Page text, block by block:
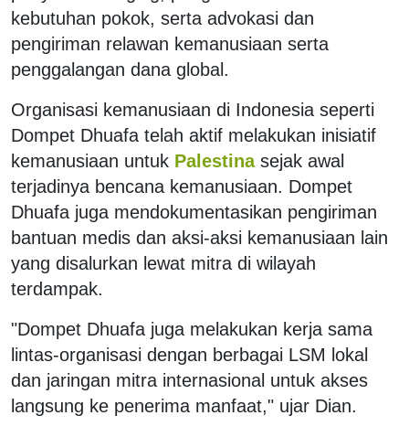
kebutuhan pokok, serta advokasi dan
pengiriman relawan kemanusiaan serta
penggalangan dana global.
Organisasi kemanusiaan di Indonesia seperti
Dompet Dhuafa telah aktif melakukan inisiatif
kemanusiaan untuk Palestina sejak awal
terjadinya bencana kemanusiaan. Dompet
Dhuafa juga mendokumentasikan pengiriman
bantuan medis dan aksi-aksi kemanusiaan lain
yang disalurkan lewat mitra di wilayah
terdampak.
"Dompet Dhuafa juga melakukan kerja sama
lintas-organisasi dengan berbagai LSM lokal
dan jaringan mitra internasional untuk akses
langsung ke penerima manfaat," ujar Dian.